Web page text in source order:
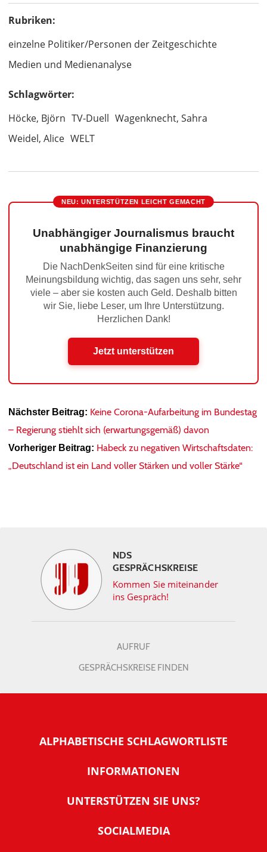
Rubriken:
einzelne Politiker/Personen der Zeitgeschichte
Medien und Medienanalyse
Schlagwörter:
Höcke, Björn TV-Duell Wagenknecht, Sahra
Weidel, Alice WELT
NEU: UNTERSTÜTZEN LEICHT GEMACHT
Unabhängiger Journalismus braucht
unabhängige Finanzierung
Die NachDenkSeiten sind für eine kritische
Meinungsbildung wichtig, das sagen uns sehr, sehr
viele – aber sie kosten auch Geld. Deshalb bitten
wir Sie, liebe Leser, um Ihre Unterstützung.
Herzlichen Dank!
Jetzt unterstützen
Nächster Beitrag: Keine Corona-Aufarbeitung im Bundestag
– Regierung stiehlt sich (erwartungsgemäß) davon
Vorheriger Beitrag: Habeck zu negativen Wirtschaftsdaten:
„Deutschland ist ein Land voller Stärken und voller Stärke“
NDS
GESPRÄCHSKREISE
Kommen Sie miteinander
ins Gespräch!
AUFRUF
GESPRÄCHSKREISE FINDEN
ALPHABETISCHE SCHLAGWORTLISTE
INFORMATIONEN
Warum NachDenkSeiten
Tipps zur Nutzung der NachDenkSeiten
UNTERSTÜTZEN SIE UNS?
SOCIALMEDIA